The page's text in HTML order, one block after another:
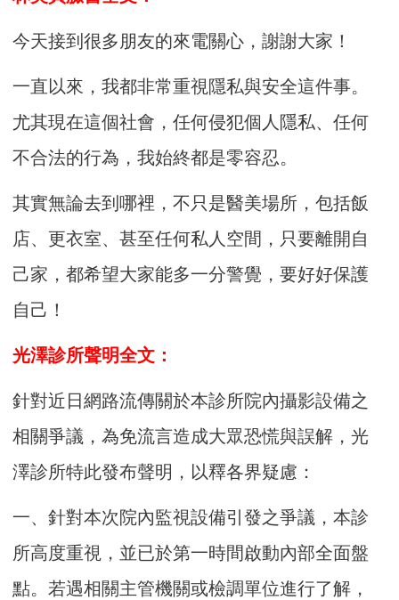
今天接到很多朋友的來電關心，謝謝大家！
一直以來，我都非常重視隱私與安全這件事。
尤其現在這個社會，任何侵犯個人隱私、任何
不合法的行為，我始終都是零容忍。
其實無論去到哪裡，不只是醫美場所，包括飯
店、更衣室、甚至任何私人空間，只要離開自
己家，都希望大家能多一分警覺，要好好保護
自己！
光澤診所聲明全文：
針對近日網路流傳關於本診所院內攝影設備之
相關爭議，為免流言造成大眾恐慌與誤解，光
澤診所特此發布聲明，以釋各界疑慮：
一、針對本次院內監視設備引發之爭議，本診
所高度重視，並已於第一時間啟動內部全面盤
點。若遇相關主管機關或檢調單位進行了解，